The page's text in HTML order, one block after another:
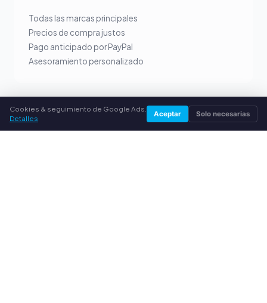
Todas las marcas principales
Precios de compra justos
Pago anticipado por PayPal
Asesoramiento personalizado
Cookies & seguimiento de Google Ads.
Detalles
Aceptar Solo necesarias